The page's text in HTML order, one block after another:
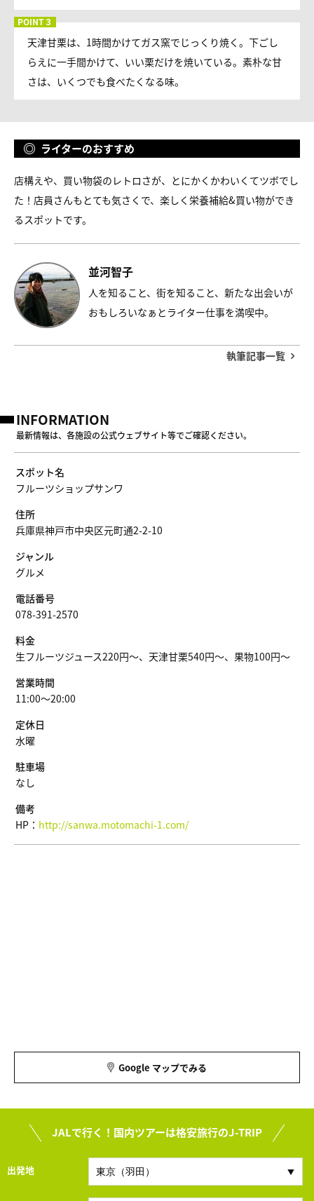
天津甘栗は、1時間かけてガス窯でじっくり焼く。下ごし
らえに一手間かけて、いい栗だけを焼いている。素朴な甘
さは、いくつでも食べたくなる味。
ライターのおすすめ
店構えや、買い物袋のレトロさが、とにかくかわいくてツボでし
た！店員さんもとても気さくで、楽しく栄養補給&買い物ができ
るスポットです。
並河智子
人を知ること、街を知ること、新たな出会いが
おもしろいなぁとライター仕事を満喫中。
執筆記事一覧
INFORMATION
最新情報は、各施設の公式ウェブサイト等でご確認ください。
スポット名
フルーツショップサンワ
住所
兵庫県神戸市中央区元町通2-2-10
ジャンル
グルメ
電話番号
078-391-2570
料金
生フルーツジュース220円～、天津甘栗540円～、果物100円～
営業時間
11:00～20:00
定休日
水曜
駐車場
なし
備考
HP： http://sanwa.motomachi-1.com/
Google マップでみる
JALで行く！国内ツアーは格安旅行のJ-TRIP
出発地